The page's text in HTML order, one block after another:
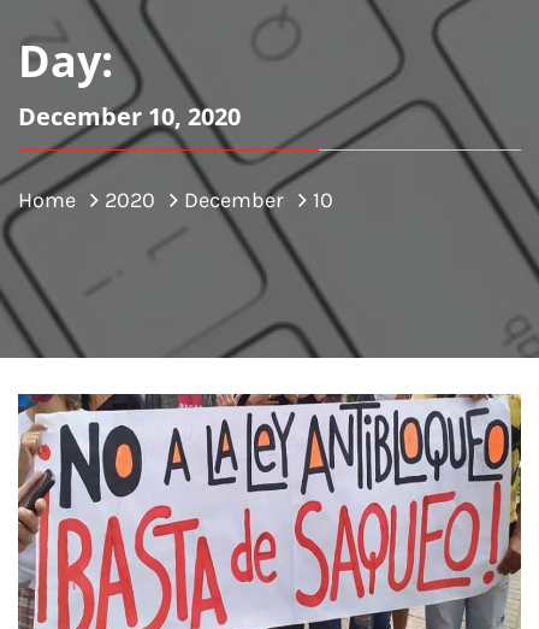
Day:
December 10, 2020
Home 2020 December 10